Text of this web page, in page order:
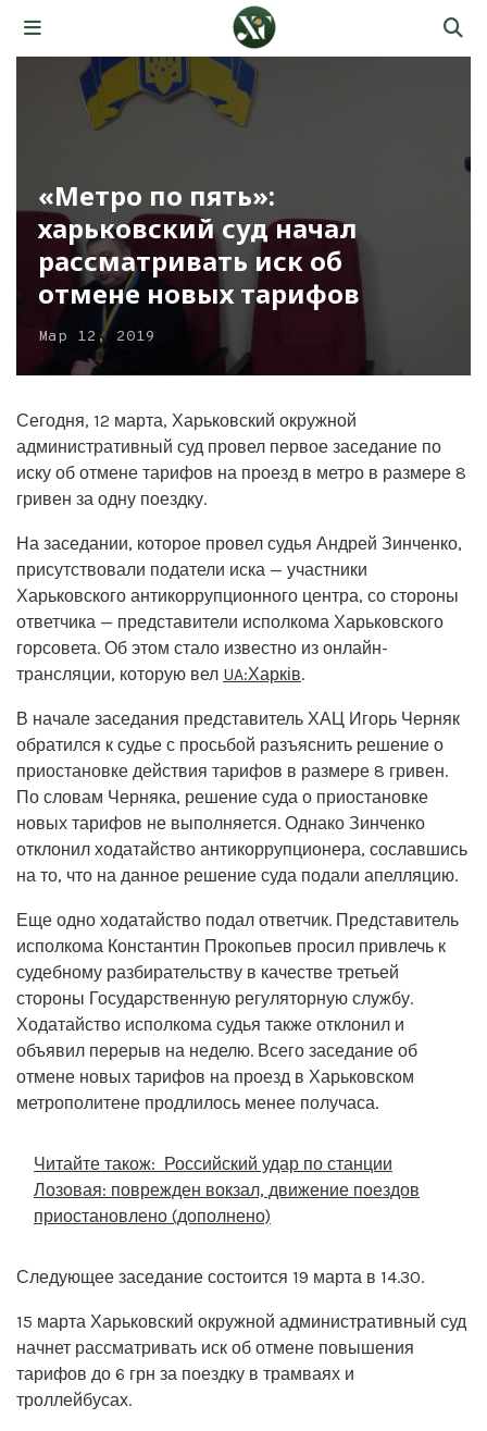
«Метро по пять»:
харьковский суд начал
рассматривать иск об
отмене новых тарифов
Мар 12, 2019
Сегодня, 12 марта, Харьковский окружной
административный суд провел первое заседание по
иску об отмене тарифов на проезд в метро в размере 8
гривен за одну поездку.
На заседании, которое провел судья Андрей Зинченко,
присутствовали податели иска — участники
Харьковского антикоррупционного центра, со стороны
ответчика — представители исполкома Харьковского
горсовета. Об этом стало известно из онлайн-
трансляции, которую вел UA:Харків.
В начале заседания представитель ХАЦ Игорь Черняк
обратился к судье с просьбой разъяснить решение о
приостановке действия тарифов в размере 8 гривен.
По словам Черняка, решение суда о приостановке
новых тарифов не выполняется. Однако Зинченко
отклонил ходатайство антикоррупционера, сославшись
на то, что на данное решение суда подали апелляцию.
Еще одно ходатайство подал ответчик. Представитель
исполкома Константин Прокопьев просил привлечь к
судебному разбирательству в качестве третьей
стороны Государственную регуляторную службу.
Ходатайство исполкома судья также отклонил и
объявил перерыв на неделю. Всего заседание об
отмене новых тарифов на проезд в Харьковском
метрополитене продлилось менее получаса.
Читайте також: Российский удар по станции
Лозовая: поврежден вокзал, движение поездов
приостановлено (дополнено)
Следующее заседание состоится 19 марта в 14.30.
15 марта Харьковский окружной административный суд
начнет рассматривать иск об отмене повышения
тарифов до 6 грн за поездку в трамваях и
троллейбусах.